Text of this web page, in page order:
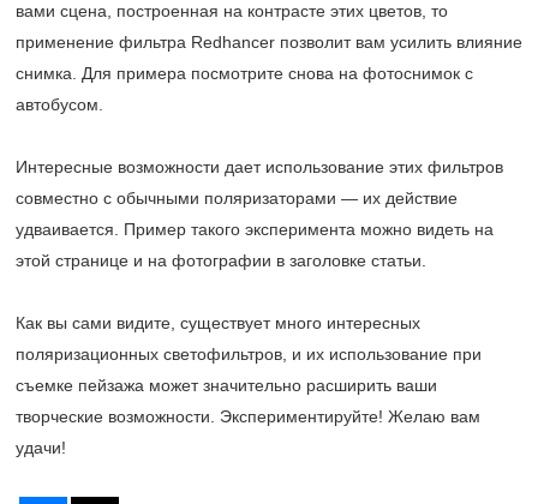
вами сцена, построенная на контрасте этих цветов, то
применение фильтра Redhancer позволит вам усилить влияние
снимка. Для примера посмотрите снова на фотоснимок с
автобусом.
Интересные возможности дает использование этих фильтров
совместно с обычными поляризаторами — их действие
удваивается. Пример такого эксперимента можно видеть на
этой странице и на фотографии в заголовке статьи.
Как вы сами видите, существует много интересных
поляризационных светофильтров, и их использование при
съемке пейзажа может значительно расширить ваши
творческие возможности. Экспериментируйте! Желаю вам
удачи!